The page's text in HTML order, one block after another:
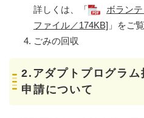
詳しくは、「
ボラン
ファイル／174KB] 」をご
ごみの回収
2.アダプトプログラ
申請について